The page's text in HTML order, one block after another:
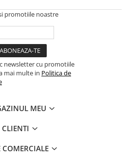
promotiile noastre
newsletter cu promotiile
mai multe in Politica de
MEU
CLIENTI
COMERCIALE